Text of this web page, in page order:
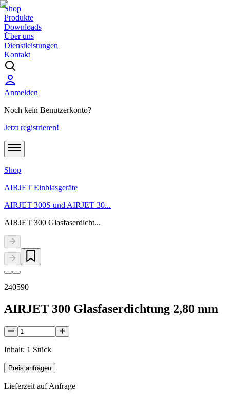
Shop
Produkte
Downloads
Über uns
Dienstleistungen
Kontakt
Anmelden
Noch kein Benutzerkonto?
Jetzt registrieren!
Shop
AIRJET Einblasgeräte
AIRJET 300S und AIRJET 30...
AIRJET 300 Glasfaserdicht...
240590
AIRJET 300 Glasfaserdichtung 2,80 mm
Inhalt: 1 Stück
Preis anfragen
Lieferzeit auf Anfrage